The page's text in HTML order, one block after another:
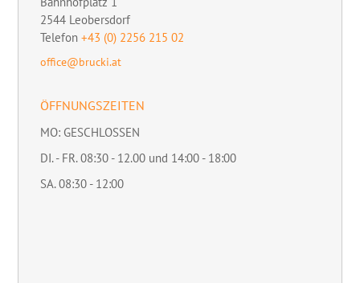
2544 Leobersdorf
Telefon +43 (0) 2256 215 02
office@brucki.at
ÖFFNUNGSZEITEN
MO: GESCHLOSSEN
DI. - FR. 08:30 - 12.00 und 14:00 - 18:00
SA. 08:30 - 12:00